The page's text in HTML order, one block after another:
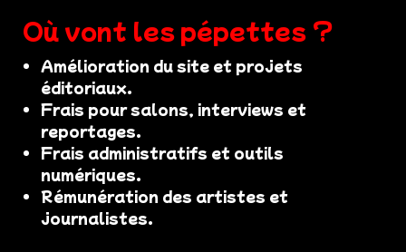
Où vont les pépettes ?
Amélioration du site et projets
éditoriaux.
Frais pour salons, interviews et
reportages.
Frais administratifs et outils
numériques.
Rémunération des artistes et
journalistes.